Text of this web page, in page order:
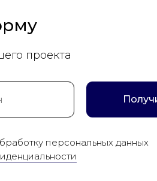
проекта
персональных данных